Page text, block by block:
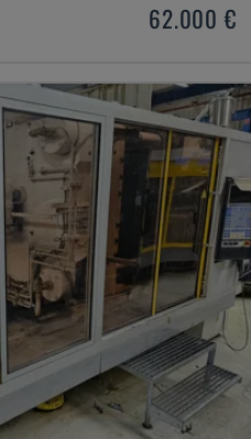
62.000 €